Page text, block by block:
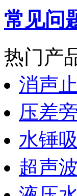
常见问
热门产
消声
压差
水锤
超声